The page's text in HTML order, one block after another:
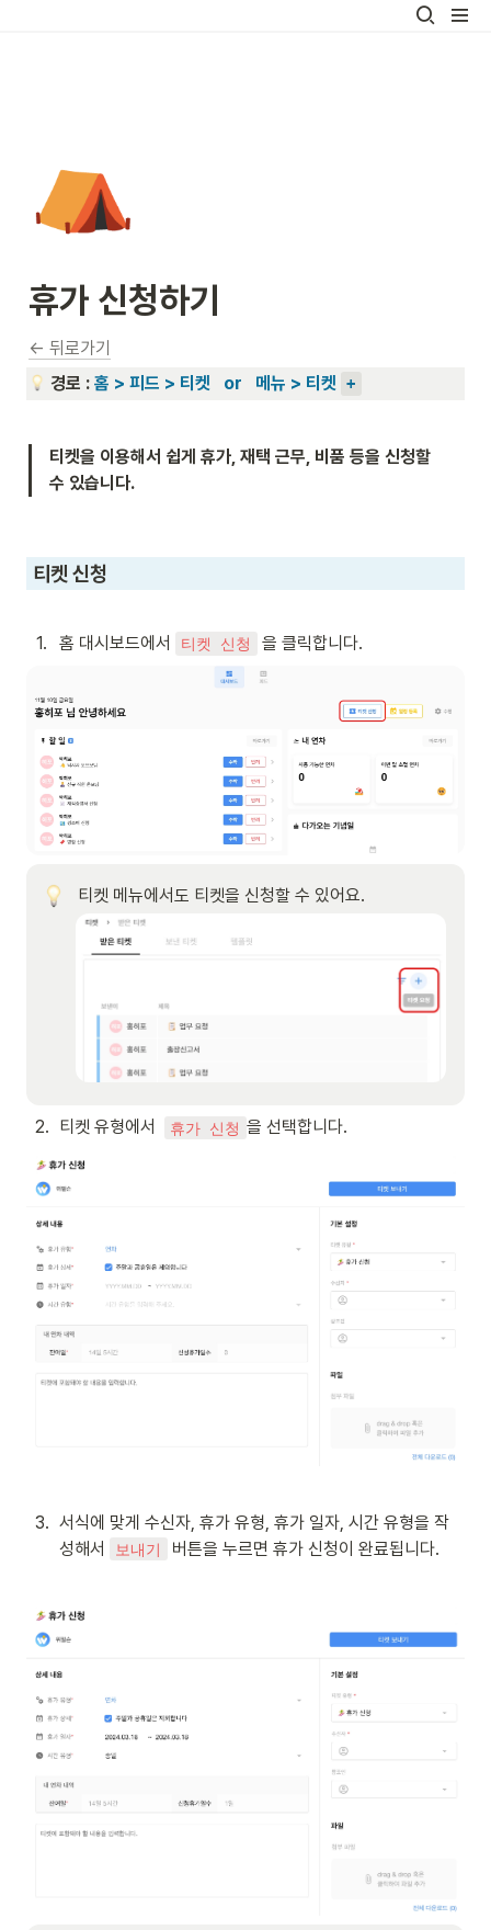
⛺
휴가 신청하기
← 뒤로가기
경로 : 홈 > 피드 > 티켓   or   메뉴 > 티켓 +
티켓을 이용해서 쉽게 휴가, 재택 근무, 비품 등을 신청할
수 있습니다.
티켓 신청
1. 홈 대시보드에서 티켓 신청 을 클릭합니다.
티켓 메뉴에서도 티켓을 신청할 수 있어요.
2. 티켓 유형에서 휴가 신청 을 선택합니다.
3. 서식에 맞게 수신자, 휴가 유형, 휴가 일자, 시간 유형을 작
성해서
보내기 버튼을 누르면 휴가 신청이 완료됩니다.